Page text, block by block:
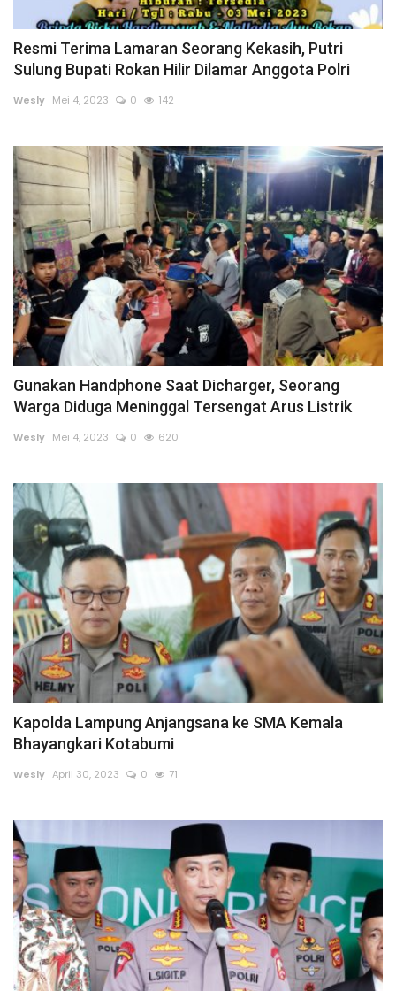
Pariwisata
Sulawesi Utara (Sulut)
Opini
Rubrik
Lampung
Resmi Terima Lamaran Seorang Kekasih, Putri
Sulung Bupati Rokan Hilir Dilamar Anggota Polri
Wesly Mei 4, 2023 0 142
Gunakan Handphone Saat Dicharger, Seorang
Warga Diduga Meninggal Tersengat Arus Listrik
Wesly Mei 4, 2023 0 620
Kapolda Lampung Anjangsana ke SMA Kemala
Bhayangkari Kotabumi
Wesly April 30, 2023 0 71